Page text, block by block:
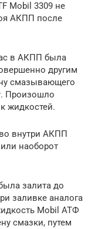
Mobil 3309 не
АКПП после
в АКПП была
другим
смазывающего
Произошло
жидкостей.
внутри АКПП
или наоборот
залита до
заливке аналога
Mobil АТФ
смазки, путем